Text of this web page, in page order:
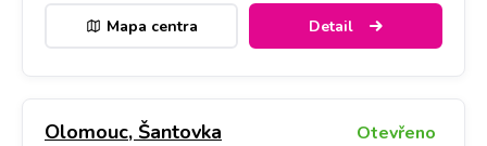
Mapa centra Detail
Olomouc, Šantovka Otevřeno